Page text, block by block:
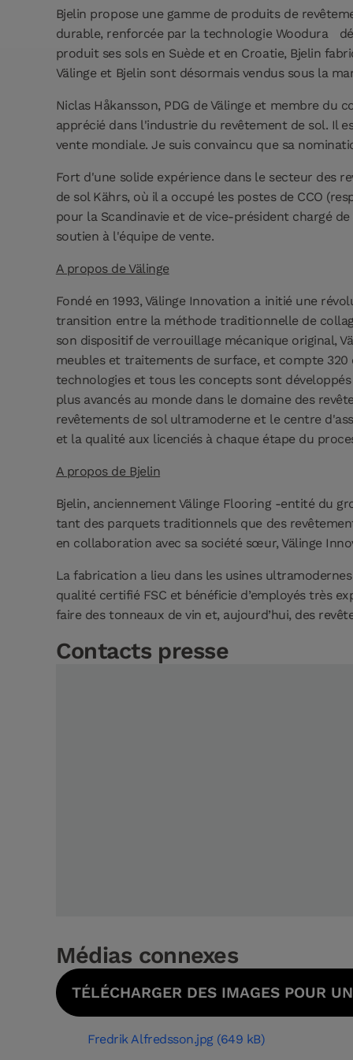
Bjelin propose une gamme de produits de
durable, renforcée par la technologie Woodura
produit ses sols en Suède et en Croatie, Bjelin
Välinge et Bjelin sont désormais vendus sous la
Niclas Håkansson, PDG de Välinge et membre
apprécié dans l'industrie du revêtement de sol. Il
vente mondiale. Je suis convaincu que sa
Fort d'une solide expérience dans le secteur des
de sol Kährs, où il a occupé les postes de CCO
pour la Scandinavie et de vice-président chargé
soutien à l'équipe de vente.
A propos de Välinge
Fondé en 1993, Välinge Innovation a initié une
transition entre la méthode traditionnelle de
son dispositif de verrouillage mécanique original,
meubles et traitements de surface, et compte
technologies et tous les concepts sont
plus avancés au monde dans le domaine des
revêtements de sol ultramoderne et le centre
et la qualité aux licenciés à chaque étape du
A propos de Bjelin
Bjelin, anciennement Välinge Flooring -entité du
tant des parquets traditionnels que des
en collaboration avec sa société sœur, Välinge
La fabrication a lieu dans les usines
qualité certifié FSC et bénéficie d’employés très
faire des tonneaux de vin et, aujourd’hui, des
Contacts presse
Médias connexes
TÉLÉCHARGER DES IMAGES POUR
Fredrik Alfredsson.jpg (649 kB)